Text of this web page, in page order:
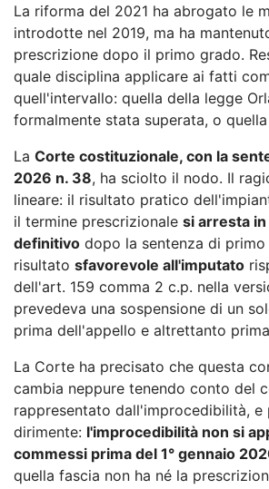
La riforma del 2021 ha abrogato le
introdotte nel 2019, ma ha
prescrizione dopo il primo grado.
quale disciplina applicare ai fatti
quell'intervallo: quella della legge
formalmente stata superata, o
La Corte costituzionale, con la
2026 n. 38, ha sciolto il nodo. Il
lineare: il risultato pratico
il termine prescrizionale si arresta
definitivo dopo la sentenza di
risultato sfavorevole all'imputato
dell'art. 159 comma 2 c.p. nella
prevedeva una sospensione di un
prima dell'appello e altrettanto
La Corte ha precisato che questa
cambia neppure tenendo conto del
rappresentato dall'improcedibilità, e
dirimente: l'improcedibilità non si
commessi prima del 1° gennaio
quella fascia non ha né la